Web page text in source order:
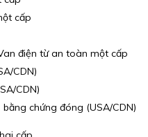
cấp
điện từ an toàn một cấp
CDN)
CDN)
chứng đóng (USA/CDN)